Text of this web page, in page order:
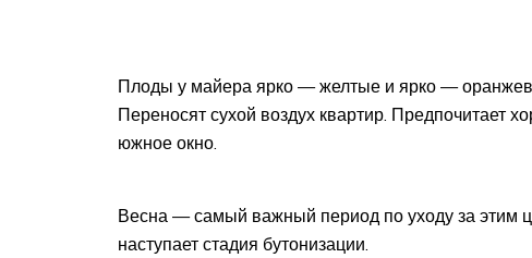
Плоды у майера ярко — желтые и ярко —
Переносят сухой воздух квартир. Предпочитает
южное окно.
Весна — самый важный период по уходу за этим
наступает стадия бутонизации.